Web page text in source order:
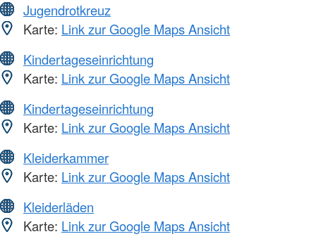
Jugendrotkreuz
Karte: Link zur Google Maps Ansicht
Kindertageseinrichtung
Karte: Link zur Google Maps Ansicht
Kindertageseinrichtung
Karte: Link zur Google Maps Ansicht
Kleiderkammer
Karte: Link zur Google Maps Ansicht
Kleiderläden
Karte: Link zur Google Maps Ansicht